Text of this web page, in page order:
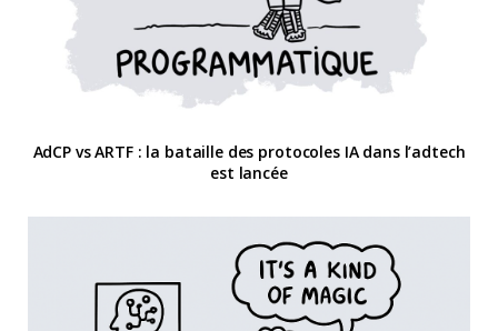
AdCP vs ARTF : la bataille des protocoles IA dans l’adtech
est lancée